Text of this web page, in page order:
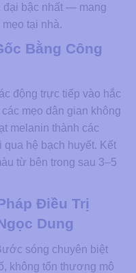
đại bậc nhất — mang
tại nhà.
Bằng Công
động trực tiếp vào hắc
mẹo dân gian không
melanin thành các
qua hệ bạch huyết. Kết
từ bên trong sau 3–5
Điều Trị
Dung
sóng chuyên biệt
không tổn thương mô